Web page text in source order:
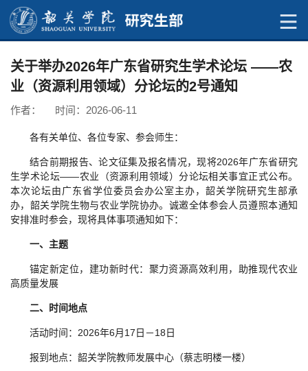
关于举办2026年广东省研究生学术论坛 ——农
业（资源利用领域）分论坛的2号通知
作者： 时间：2026-06-11
各有关单位、各位专家、参会师生：
结合前期报告、论文征集及报名情况，现将2026年广东省研究
生学术论坛——农业（资源利用领域）分论坛相关事宜正式公布。
本次论坛由广东省学位委员会办公室主办，韶关学院研究生部承
办，韶关学院生物与农业学院协办。诚邀全体参会人员遵照本通知
安排准时参会，现将具体事项通知如下：
一、主题
锚定新定位，建功新时代：聚力资源高效利用，助推现代农业
高质量发展
二、时间地点
活动时间：2026年6月17日－18日
报到地点：韶关学院教师发展中心（蔡志明楼一楼）